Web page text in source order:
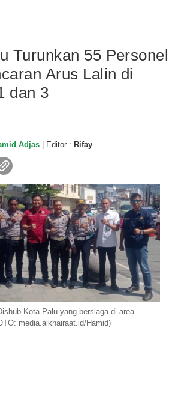
Turunkan 55 Personel
Arus Lalin di
dan 3
Adjas | Editor : Rifay
Kota Palu yang bersiaga di area
media.alkhairaat.id/Hamid)